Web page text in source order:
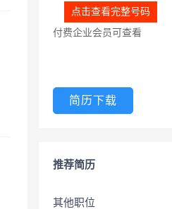
点击查看完整号码
付费企业会员可查看
简历下载
推荐简历
其他职位